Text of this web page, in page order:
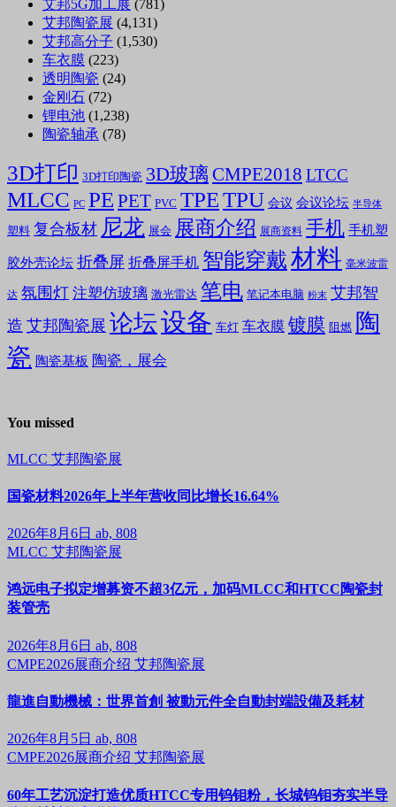
艾邦5G加工展 (781)
艾邦陶瓷展 (4,131)
艾邦高分子 (1,530)
车衣膜 (223)
透明陶瓷 (24)
金刚石 (72)
锂电池 (1,238)
陶瓷轴承 (78)
3D打印 3D打印陶瓷 3D玻璃 CMPE2018 LTCC
MLCC PC PE PET PVC TPETPU 会议 会议论坛 半导体
塑料 复合板材 尼龙 展会 展商介绍 展商资料 手机 手机塑
胶外壳论坛 折叠屏 折叠屏手机 智能穿戴材料 毫米波雷
达 氛围灯 注塑仿玻璃 激光雷达 笔电 笔记本电脑 粉末 艾邦智
造 艾邦陶瓷展 论坛设备 车灯 车衣膜 镀膜 阻燃 陶
瓷 陶瓷基板 陶瓷，展会
You missed
MLCC 艾邦陶瓷展
国瓷材料2026年上半年营收同比增长16.64%
2026年8月6日 ab, 808
MLCC 艾邦陶瓷展
鸿远电子拟定增募资不超3亿元，加码MLCC和HTCC陶瓷封
装管壳
2026年8月6日 ab, 808
CMPE2026展商介绍 艾邦陶瓷展
龍進自動機械：世界首創 被動元件全自動封端設備及耗材
2026年8月5日 ab, 808
CMPE2026展商介绍 艾邦陶瓷展
60年工艺沉淀打造优质HTCC专用钨钼粉，长城钨钼夯实半导